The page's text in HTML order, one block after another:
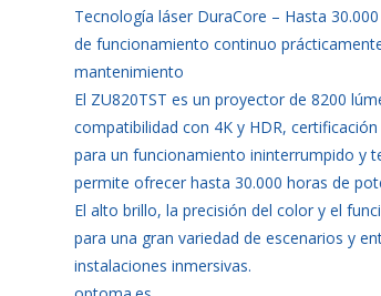
Tecnología láser DuraCore – Hasta
de funcionamiento continuo
mantenimiento
El ZU820TST es un proyector de 8200
compatibilidad con 4K y HDR,
para un funcionamiento ininterrumpido y
permite ofrecer hasta 30.000 horas de
El alto brillo, la precisión del color y el
para una gran variedad de escenarios y
instalaciones inmersivas.